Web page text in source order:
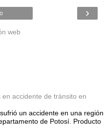
›
web
accidente de tránsito en
un accidente en una región
de Potosí. Producto